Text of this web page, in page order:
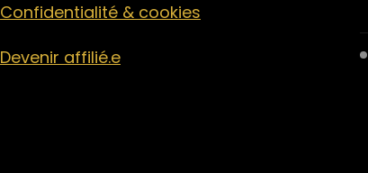
Confidentialité & cookies
Devenir affilié.e